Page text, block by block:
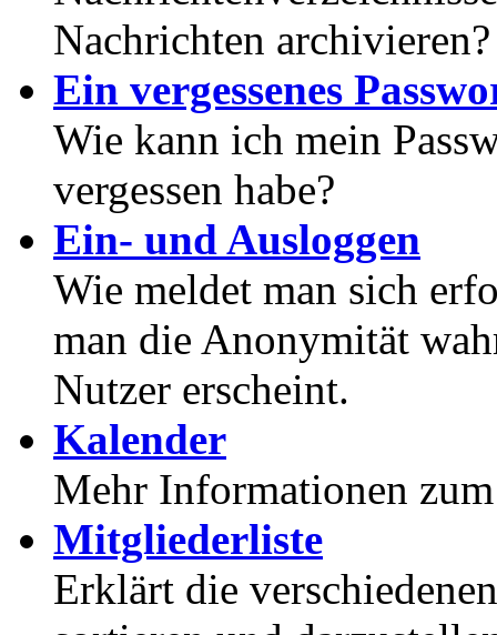
Nachrichten archivieren?
Ein vergessenes
Wie kann ich mein
vergessen habe?
Ein- und Ausloggen
Wie meldet man sich
man die Anonymität
Nutzer erscheint.
Kalender
Mehr Informationen
Mitgliederliste
Erklärt die